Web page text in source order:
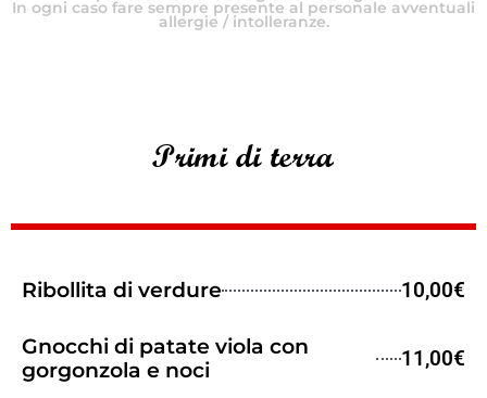
In ogni caso fare sempre presente al personale avventuali
allergie / intolleranze.
Primi di terra
Ribollita di verdure 10,00€
Gnocchi di patate viola con
gorgonzola e noci
11,00€